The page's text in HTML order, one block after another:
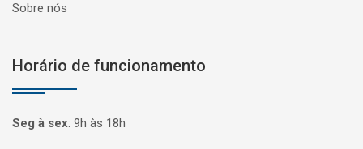
Sobre nós
Horário de funcionamento
Seg à sex: 9h às 18h